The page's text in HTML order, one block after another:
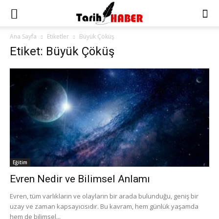
Ana Sayfa Etiketler Büyük Çöküş
Etiket: Büyük Çöküş
Eğitim
Evren Nedir ve Bilimsel Anlamı
Evren, tüm varlıkların ve olayların bir arada bulunduğu, geniş bir
uzay ve zaman kapsayıcısıdır. Bu kavram, hem günlük yaşamda
hem de bilimsel...